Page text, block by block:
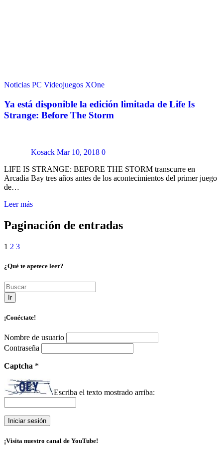
Noticias PC Videojuegos XOne
Ya está disponible la edición limitada de Life Is
Strange: Before The Storm
Kosack Mar 10, 2018 0
LIFE IS STRANGE: BEFORE THE STORM transcurre en
Arcadia Bay tres años antes de los acontecimientos del primer juego
de…
Leer más
Paginación de entradas
1 2 3
¿Qué te apetece leer?
Ir
¡Conéctate!
Nombre de usuario
Contraseña
Captcha *
Escriba el texto mostrado arriba:
¡Visita nuestro canal de YouTube!